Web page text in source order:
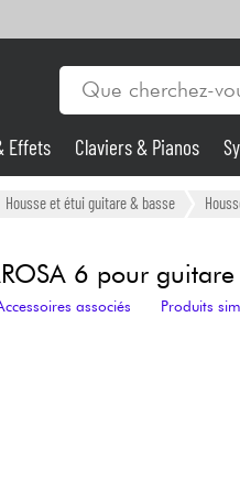
Effets Claviers & Pianos
Housse et étui guitare & basse
6 pour
associés Produits